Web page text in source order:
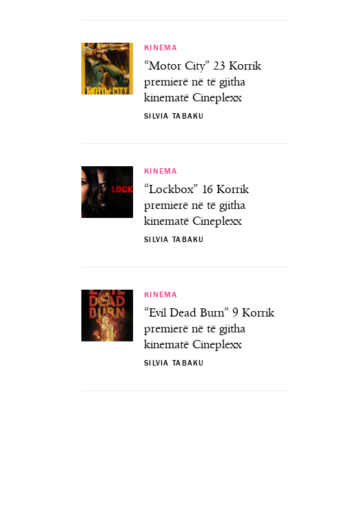
KINEMA
“Motor City” 23 Korrik
premierë në të gjitha
kinematë Cineplexx
SILVIA TABAKU
KINEMA
“Lockbox” 16 Korrik
premierë në të gjitha
kinematë Cineplexx
SILVIA TABAKU
KINEMA
“Evil Dead Burn” 9 Korrik
premierë në të gjitha
kinematë Cineplexx
SILVIA TABAKU